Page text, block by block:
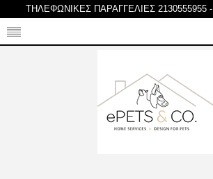
ΤΗΛΕΦΩΝΙΚΕΣ ΠΑΡΑΓΓΕΛΙΕΣ 2130555955-